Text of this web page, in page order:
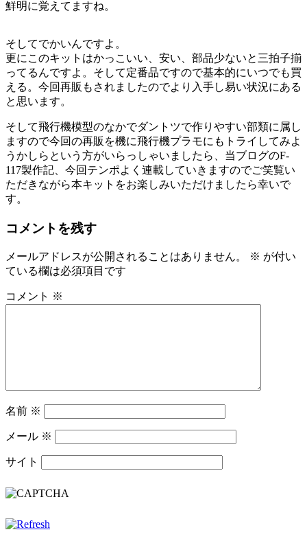
鮮明に覚えてますね。
そしてでかいんですよ。
更にこのキットはかっこいい、安い、部品少ないと三拍子揃
ってるんですよ。そして定番品ですので基本的にいつでも買
える。今回再販もされましたのでより入手し易い状況にある
と思います。
そして飛行機模型のなかでダントツで作りやすい部類に属し
ますので今回の再販を機に飛行機プラモにもトライしてみよ
うかしらという方がいらっしゃいましたら、当ブログのF-
117製作記、今回テンポよく連載していきますのでご笑覧い
ただきながら本キットをお楽しみいただけましたら幸いで
す。
コメントを残す
メールアドレスが公開されることはありません。 ※ が付い
ている欄は必須項目です
コメント ※
名前 ※
メール ※
サイト